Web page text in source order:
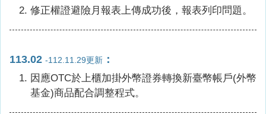
修正權證避險月報表上傳成功後，報表列印問題。
113.02 -112.11.29更新 ：
因應OTC於上櫃加掛外幣證券轉換新臺幣帳戶(外幣
基金)商品配合調整程式。